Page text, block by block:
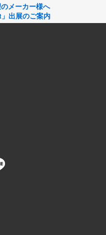
メーカー様へ
出展のご案内